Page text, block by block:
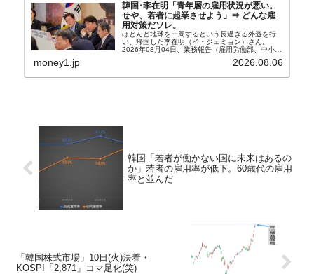
韓国･李在明「青年層の雇用状況が悪い。
せや、若者に起業させよう」⇒ どんな雇
用対策だソレ。
ほとんど地球を一周するという長過ぎる外遊を行
い、帰国した李在明（イ・ジェミョン）さん。
2026年08月04日、業務報告（雇用労働部、中小ベ
上、韓国大統領に成りおおせた李在明（イ・ジェミ
money1.jp 2026.08.06
韓国「若者が働かない国に未来はあるの
か」若者の雇用率が低下。60歳代の雇用
率と並んだ
「韓国株式市場」10日(火)決着・
KOSPI「2,871」コマ足化(笑)